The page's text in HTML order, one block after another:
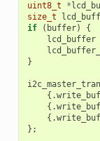
uint8_t *
size_t
if
( buffer)
{
lcd_buffer
}
{.
{.
{.
};